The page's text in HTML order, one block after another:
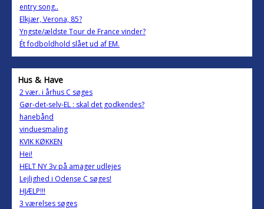
entry song..
Elkjær, Verona, 85?
Yngste/ældste Tour de France vinder?
Ét fodboldhold slået ud af EM.
Hus & Have
2 vær. i århus C søges
Gør-det-selv-EL : skal det godkendes?
hanebånd
vinduesmaling
KVIK KØKKEN
Hei!
HELT NY 3v på amager udlejes
Lejlighed i Odense C søges!
HJÆLP!!!
3 værelses søges